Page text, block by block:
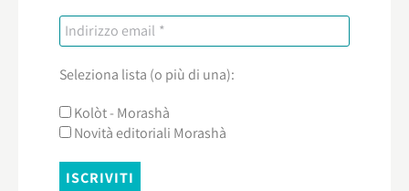
Seleziona lista (o più di una):
Kolòt - Morashà
Novità editoriali Morashà